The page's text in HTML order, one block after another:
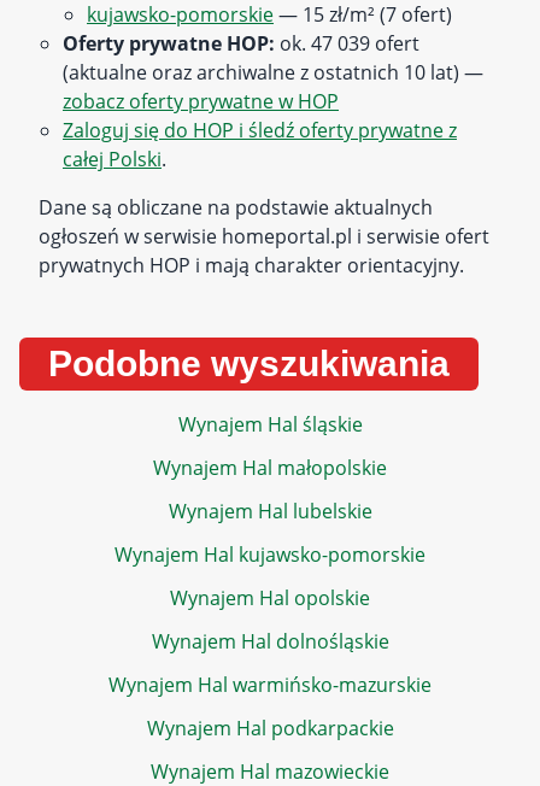
kujawsko-pomorskie— 15 zł/m² (7 ofert)
Oferty prywatne HOP: ok. 47 039 ofert
(aktualne oraz archiwalne z ostatnich 10 lat) —
zobacz oferty prywatne w HOP
Zaloguj się do HOP i śledź oferty prywatne z
całej Polski.
Dane są obliczane na podstawie aktualnych
ogłoszeń w serwisie homeportal.pl i serwisie ofert
prywatnych HOP i mają charakter orientacyjny.
Podobne wyszukiwania
Wynajem Hal śląskie
Wynajem Hal małopolskie
Wynajem Hal lubelskie
Wynajem Hal kujawsko-pomorskie
Wynajem Hal opolskie
Wynajem Hal dolnośląskie
Wynajem Hal warmińsko-mazurskie
Wynajem Hal podkarpackie
Wynajem Hal mazowieckie